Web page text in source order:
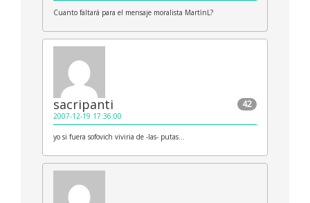
Cuanto faltará para el mensaje moralista MartìnL?
42
sacripanti
2007-12-19 17:36:00
yo si fuera sofovich viviria de -las- putas…